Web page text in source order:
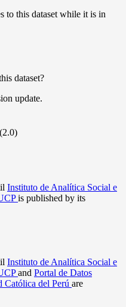
to this dataset while it is in
dataset?
update.
Instituto de Analítica Social e
is published by its
Instituto de Analítica Social e
and Portal de Datos
Católica del Perú are